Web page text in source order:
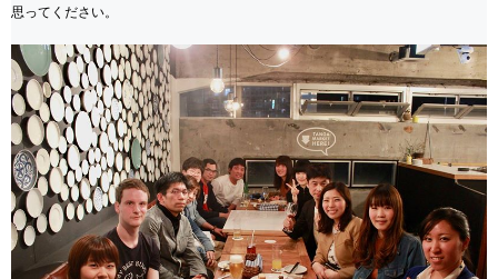
思ってください。